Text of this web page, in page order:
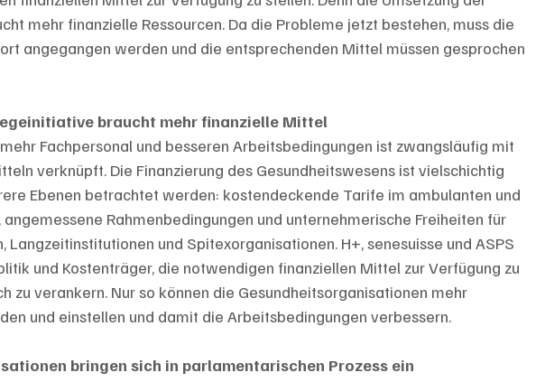
mehr finanzielle Ressourcen. Da die Probleme jetzt bestehen, muss die
angegangen werden und die entsprechenden Mittel müssen gesprochen
braucht mehr finanzielle Mittel
Fachpersonal und besseren Arbeitsbedingungen ist zwangsläufig mit
verknüpft. Die Finanzierung des Gesundheitswesens ist vielschichtig
Ebenen betrachtet werden: kostendeckende Tarife im ambulanten und
Rahmenbedingungen und unternehmerische Freiheiten für
Langzeitinstitutionen und Spitexorganisationen. H+, senesuisse und ASPS
und Kostenträger, die notwendigen finanziellen Mittel zur Verfügung zu
zu verankern. Nur so können die Gesundheitsorganisationen mehr
und einstellen und damit die Arbeitsbedingungen verbessern.
bringen sich in parlamentarischen Prozess ein